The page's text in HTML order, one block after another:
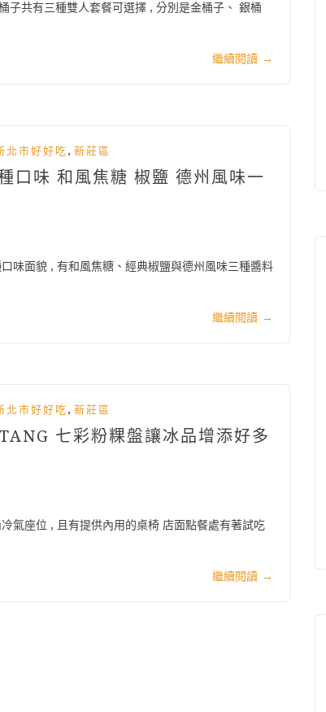
共有三種雙人套餐可選擇 , 分別是金桶子、 銀桶
繼續閱讀 →
北市好好吃, 新莊區
口味 和風焦糖 椒鹽 德州風味一
味面貌 , 有和風焦糖、經典椒鹽與德州風味三種醬料
繼續閱讀 →
北市好好吃, 新莊區
七彩粉粿盤讓冰品增添好多
氣座位 , 且有提供內用的桌椅 店面點餐處有著試吃
繼續閱讀 →